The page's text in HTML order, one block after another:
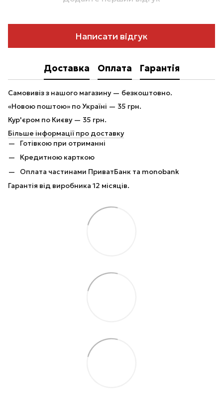
Написати відгук
Доставка Оплата Гарантія
Самовивіз з нашого магазину — безкоштовно.
«Новою поштою» по Україні — 35 грн.
Кур'єром по Києву — 35 грн.
Більше інформації про доставку
Готівкою при отриманні
Кредитною карткою
Оплата частинами ПриватБанк та monobank
Гарантія від виробника 12 місяців.